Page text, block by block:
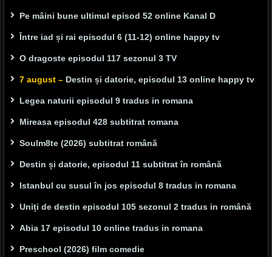
Pe mâini bune ultimul episod 52 online Kanal D
Între iad și rai episodul 6 (11-12) online happy tv
O dragoste episodul 117 sezonul 3 TV
7 august – Destin și datorie, episodul 13 online happy tv
Legea naturii episodul 9 tradus in romana
Mireasa episodul 428 subtitrat romana
Soulm8te (2026) subtitrat română
Destin și datorie, episodul 11 subtitrat în română
Istanbul cu susul în jos episodul 8 tradus in romana
Uniți de destin episodul 105 sezonul 2 tradus in română
Abia 17 episodul 10 online tradus in romana
Preschool (2026) film comedie